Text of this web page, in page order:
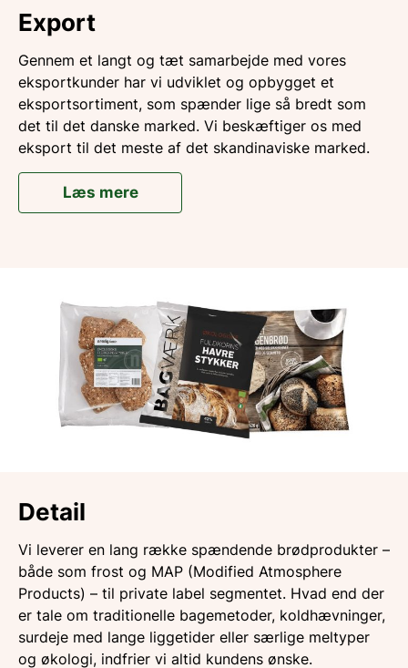
Export
Gennem et langt og tæt samarbejde med vores
eksportkunder har vi udviklet og opbygget et
eksportsortiment, som spænder lige så bredt som
det til det danske marked. Vi beskæftiger os med
eksport til det meste af det skandinaviske marked.
Læs mere
Detail
Vi leverer en lang række spændende brødprodukter –
både som frost og MAP (Modified Atmosphere
Products) – til private label segmentet. Hvad end der
er tale om traditionelle bagemetoder, koldhævninger,
surdeje med lange liggetider eller særlige meltyper
og økologi, indfrier vi altid kundens ønske.